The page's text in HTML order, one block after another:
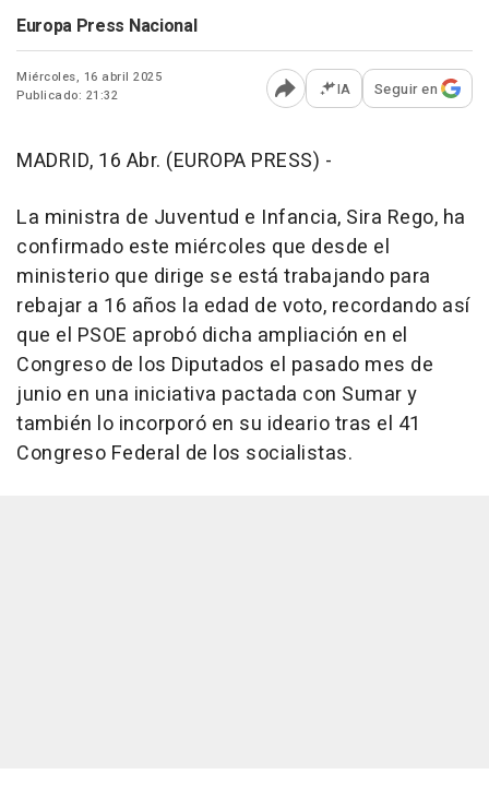
Europa Press Nacional
Miércoles, 16 abril 2025
Publicado: 21:32
Abrir opciones para
IA Seguir en
MADRID, 16 Abr. (EUROPA PRESS) -
La ministra de Juventud e Infancia, Sira Rego, ha
confirmado este miércoles que desde el
ministerio que dirige se está trabajando para
rebajar a 16 años la edad de voto, recordando así
que el PSOE aprobó dicha ampliación en el
Congreso de los Diputados el pasado mes de
junio en una iniciativa pactada con Sumar y
también lo incorporó en su ideario tras el 41
Congreso Federal de los socialistas.